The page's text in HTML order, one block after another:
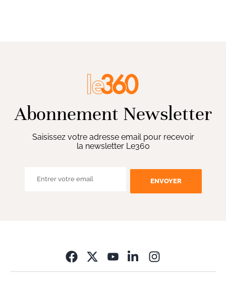
Abonnement Newsletter
Saisissez votre adresse email pour recevoir
la newsletter Le360
ENVOYER